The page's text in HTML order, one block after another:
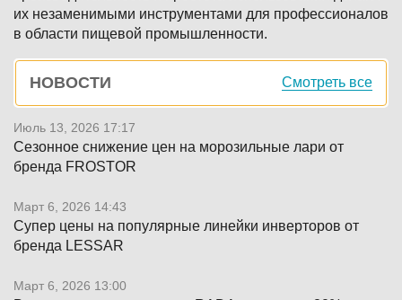
их незаменимыми инструментами для профессионалов
в области пищевой промышленности.
Боковая
панель
НОВОСТИ Смотреть все
Июль 13, 2026 17:17
Сезонное снижение цен на морозильные лари от
бренда FROSTOR
Март 6, 2026 14:43
Супер цены на популярные линейки инверторов от
бренда LESSAR
Март 6, 2026 13:00